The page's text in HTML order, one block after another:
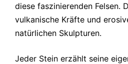
diese faszinierenden Felsen.
vulkanische Kräfte und
natürlichen Skulpturen.
Jeder Stein erzählt seine